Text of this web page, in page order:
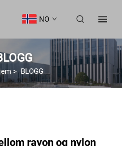
NO
>BLOGG
rayon og nylon